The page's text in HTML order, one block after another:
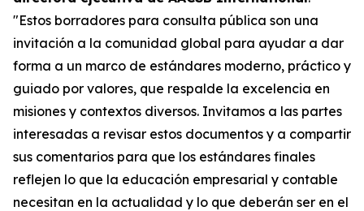
"Estos borradores para consulta pública son una
invitación a la comunidad global para ayudar a dar
forma a un marco de estándares moderno, práctico y
guiado por valores, que respalde la excelencia en
misiones y contextos diversos. Invitamos a las partes
interesadas a revisar estos documentos y a compartir
sus comentarios para que los estándares finales
reflejen lo que la educación empresarial y contable
necesitan en la actualidad y lo que deberán ser en el